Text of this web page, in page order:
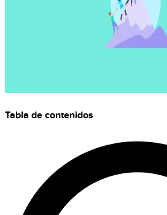
Tabla de contenidos